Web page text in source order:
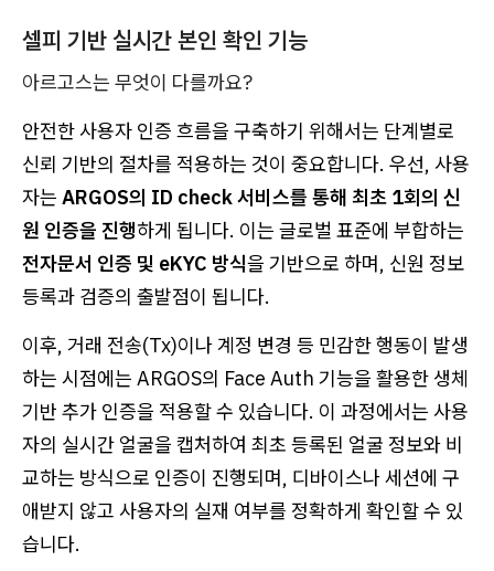
셀피 기반 실시간 본인 확인 기능
아르고스는 무엇이 다를까요?
안전한 사용자 인증 흐름을 구축하기 위해서는 단계별로
신뢰 기반의 절차를 적용하는 것이 중요합니다. 우선, 사용
자는 ARGOS의 ID check 서비스를 통해 최초 1회의 신
원 인증을 진행하게 됩니다. 이는 글로벌 표준에 부합하는
전자문서 인증 및 eKYC 방식을 기반으로 하며, 신원 정보
등록과 검증의 출발점이 됩니다.
이후, 거래 전송(Tx)이나 계정 변경 등 민감한 행동이 발생
하는 시점에는 ARGOS의 Face Auth 기능을 활용한 생체
기반 추가 인증을 적용할 수 있습니다. 이 과정에서는 사용
자의 실시간 얼굴을 캡처하여 최초 등록된 얼굴 정보와 비
교하는 방식으로 인증이 진행되며, 디바이스나 세션에 구
애받지 않고 사용자의 실재 여부를 정확하게 확인할 수 있
습니다.